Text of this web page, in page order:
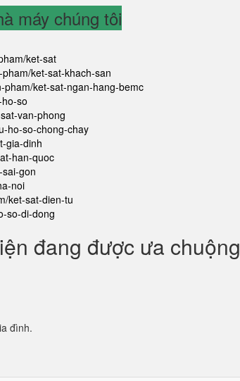
máy chúng tôi
ket-sat
ket-sat-khach-san
pham/ket-sat-ngan-hang-bemc
so
van-phong
ho-so-chong-chay
gia-dinh
han-quoc
gon
noi
ket-sat-dien-tu
so-di-dong
đang được ưa chuộng
đình.